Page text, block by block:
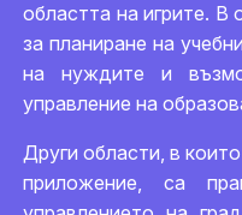
областта на игрите. В
за планиране на
на нуждите и
управление на
Други области, в
приложение, са